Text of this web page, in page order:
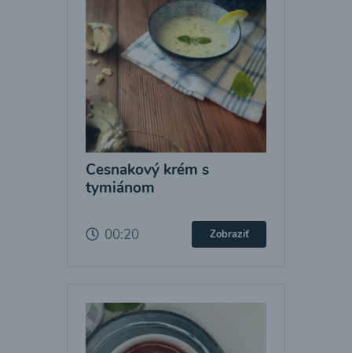
Cesnakový krém s
tymiánom
00:20 Zobraziť